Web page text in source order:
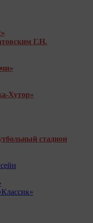
Г.Н.
Хутор»
стадион